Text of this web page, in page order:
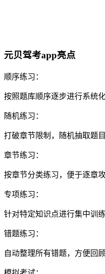
元贝驾考app亮点
顺序练习：
按照题库顺序逐步进行系统
随机练习：
打破章节限制，随机抽取题
章节练习：
按章节分类练习，便于逐章
专项练习：
针对特定知识点进行集中训
错题练习：
自动整理所有错题，方便回